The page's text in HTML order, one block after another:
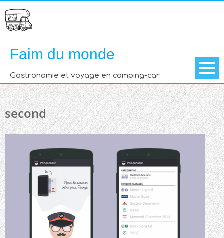
to
content
Faim du monde
Gastronomie et voyage en camping-car
second